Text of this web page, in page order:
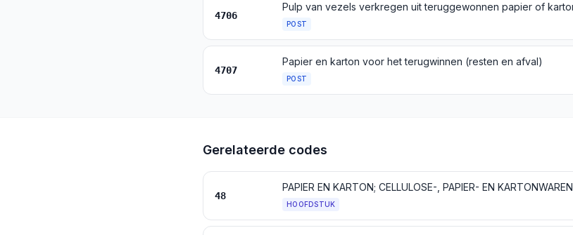
4706
POST
4707
Papier en karton voor het terugwinnen (resten en afval)
POST
Gerelateerde codes
48
PAPIER EN KARTON; CELLULOSE-, PAPIER- EN KARTONWAREN
HOOFDSTUK